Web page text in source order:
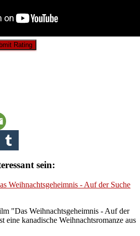
Rating
sein:
Weihnachtsgeheimnis - Auf der Suche
"Das Weihnachtsgeheimnis - Auf der
eine kanadische Weihnachtsromanze aus